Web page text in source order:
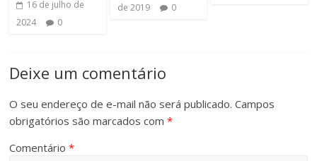
16 de julho de
2024
0
de 2019
0
Deixe um comentário
O seu endereço de e-mail não será publicado. Campos
obrigatórios são marcados com*
Comentário*